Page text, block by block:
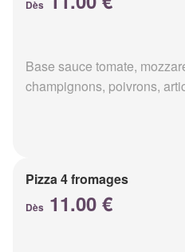
Dès
Base sauce tomate,
champignons, poivrons,
Pizza 4 fromages
Dès 11.00 €